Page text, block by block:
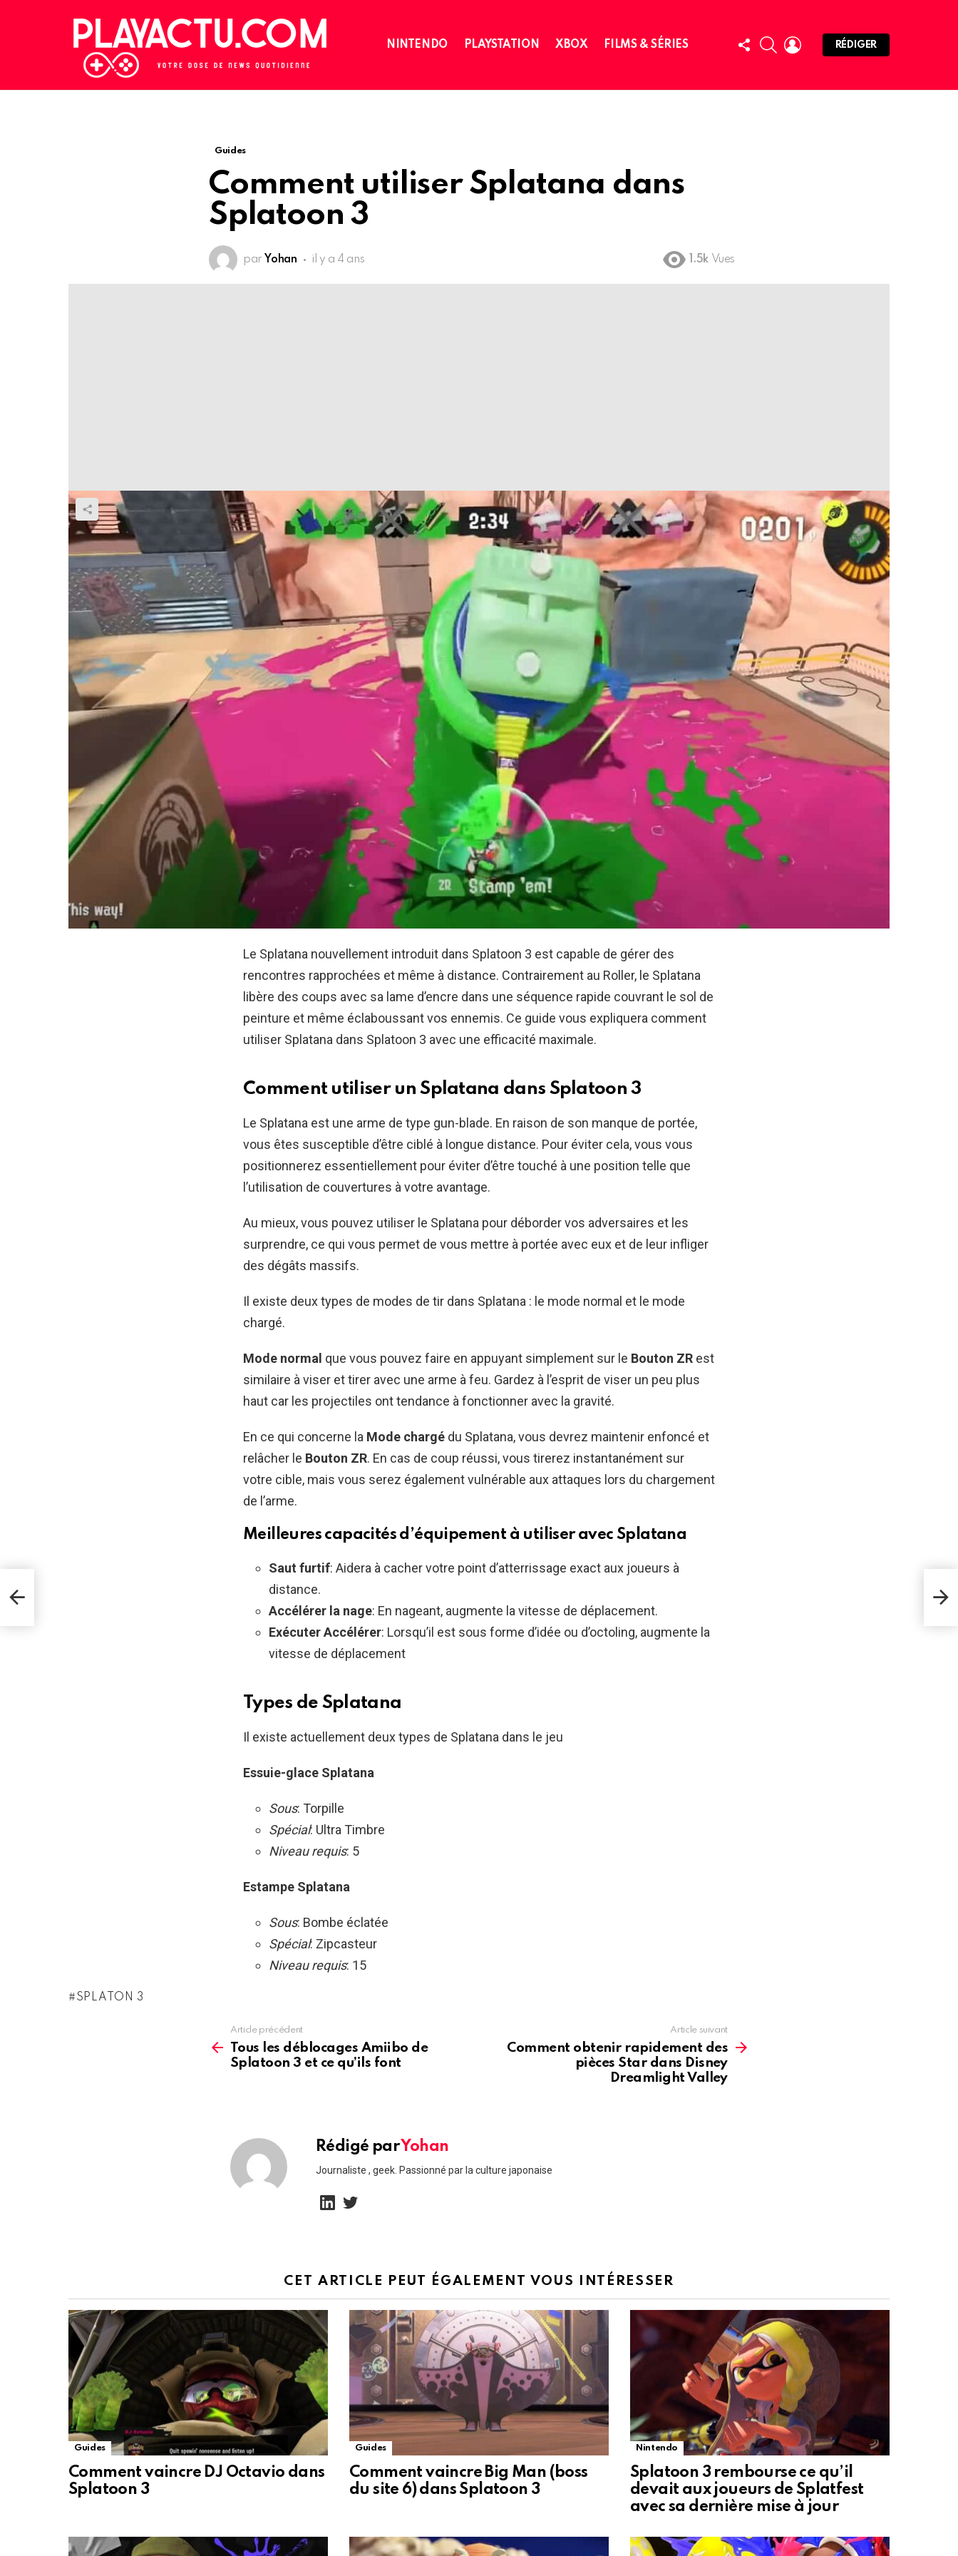
NINTENDO PLAYSTATION XBOX FILMS & SÉRIES
FOLLOW
US
SEARCHLOGIN
RÉDIGER
Guides
Comment utiliser Splatana dans
Splatoon 3
par Yohan il y a 4 ans 1.5k Vues
Le Splatana nouvellement introduit dans Splatoon 3 est capable de gérer des
rencontres rapprochées et même à distance. Contrairement au Roller, le Splatana
libère des coups avec sa lame d’encre dans une séquence rapide couvrant le sol de
peinture et même éclaboussant vos ennemis. Ce guide vous expliquera comment
utiliser Splatana dans Splatoon 3 avec une efficacité maximale.
Comment utiliser un Splatana dans Splatoon 3
Le Splatana est une arme de type gun-blade. En raison de son manque de portée,
vous êtes susceptible d’être ciblé à longue distance. Pour éviter cela, vous vous
positionnerez essentiellement pour éviter d’être touché à une position telle que
l’utilisation de couvertures à votre avantage.
Au mieux, vous pouvez utiliser le Splatana pour déborder vos adversaires et les
surprendre, ce qui vous permet de vous mettre à portée avec eux et de leur infliger
des dégâts massifs.
Il existe deux types de modes de tir dans Splatana : le mode normal et le mode
chargé.
Mode normal que vous pouvez faire en appuyant simplement sur le Bouton ZR est
similaire à viser et tirer avec une arme à feu. Gardez à l’esprit de viser un peu plus
haut car les projectiles ont tendance à fonctionner avec la gravité.
En ce qui concerne la Mode chargé du Splatana, vous devrez maintenir enfoncé et
relâcher le Bouton ZR. En cas de coup réussi, vous tirerez instantanément sur
votre cible, mais vous serez également vulnérable aux attaques lors du chargement
de l’arme.
Meilleures capacités d’équipement à utiliser avec Splatana
Saut furtif: Aidera à cacher votre point d’atterrissage exact aux joueurs à
distance.
Accélérer la nage: En nageant, augmente la vitesse de déplacement.
Exécuter Accélérer: Lorsqu’il est sous forme d’idée ou d’octoling, augmente la
vitesse de déplacement
Types de Splatana
Il existe actuellement deux types de Splatana dans le jeu
Essuie-glace Splatana
Sous: Torpille
Spécial: Ultra Timbre
Niveau requis: 5
Estampe Splatana
Sous: Bombe éclatée
Spécial: Zipcasteur
Niveau requis: 15
SPLATON 3
more
Article précédent
Tous les déblocages Amiibo de
Splatoon 3 et ce qu’ils font
Article suivant
Comment obtenir rapidement des
pièces Star dans Disney
Dreamlight Valley
Rédigé parYohan
Journaliste , geek. Passionné par la culture japonaise
CET ARTICLE PEUT ÉGALEMENT VOUS INTÉRESSER
Guides
Comment vaincre DJ Octavio dans
Splatoon 3
Guides
Comment vaincre Big Man (boss
du site 6) dans Splatoon 3
Nintendo
Splatoon 3 rembourse ce qu’il
devait aux joueurs de Splatfest
avec sa dernière mise à jour